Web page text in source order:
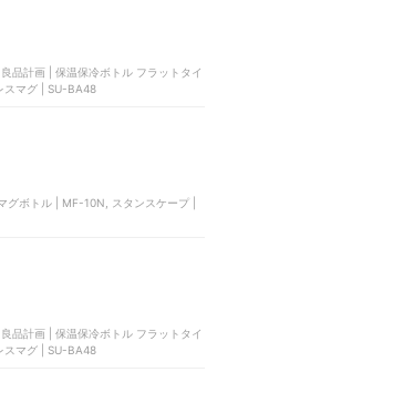
スマグ | SU-BA48
ボトル | MF-10N, スタンスケープ |
スマグ | SU-BA48